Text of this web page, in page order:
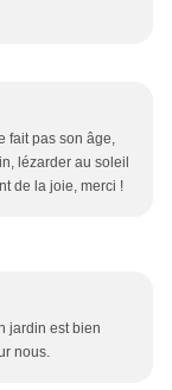
fait pas son âge,
lézarder au soleil
de la joie, merci !
jardin est bien
nous.